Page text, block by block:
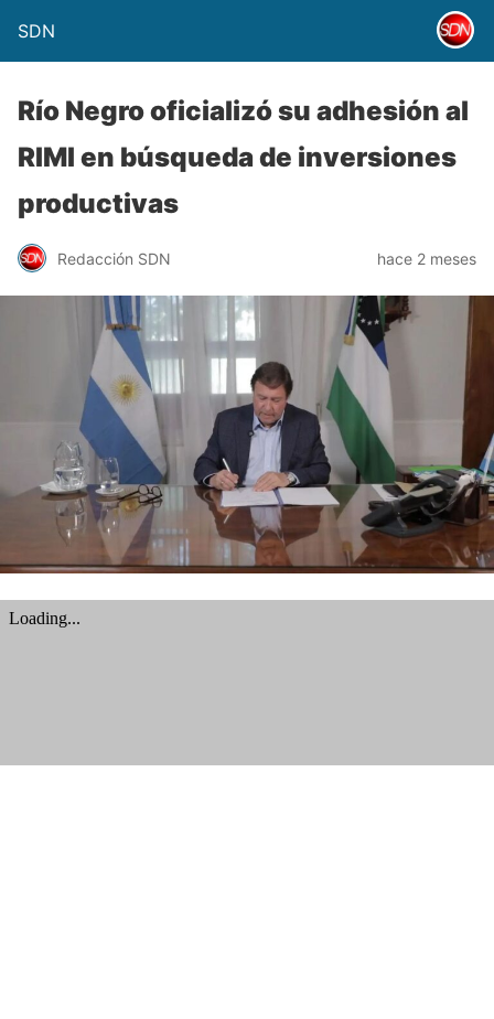
SDN
Río Negro oficializó su adhesión al
RIMI en búsqueda de inversiones
productivas
Redacción SDN hace 2 meses